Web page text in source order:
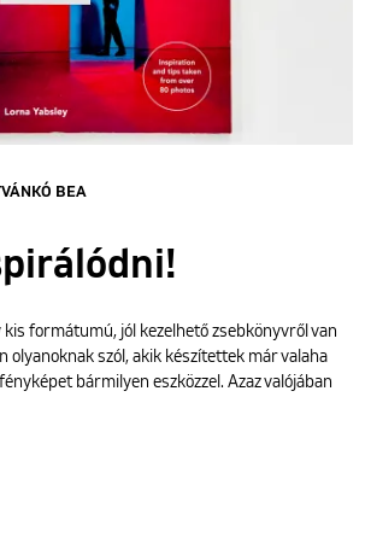
ENGLISH
BEA
kis formátumú, jól kezelhető zsebkönyvről van
olyanoknak szól, akik készítettek már valaha
bármilyen eszközzel. Azaz valójában